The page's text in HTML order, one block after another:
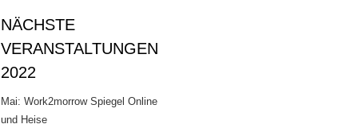
NÄCHSTE
VERANSTALTUNGEN
2022
Mai: Work2morrow Spiegel Online
und Heise